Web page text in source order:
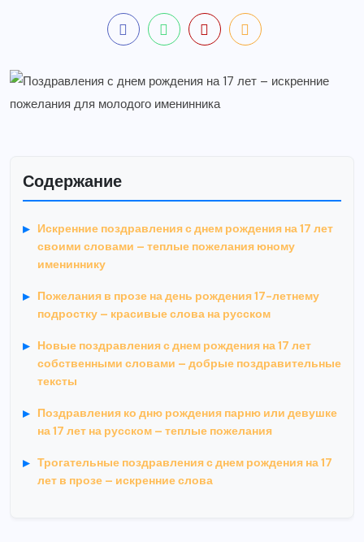
Содержание
Искренние поздравления с днем рождения на 17 лет
своими словами – теплые пожелания юному
имениннику
Пожелания в прозе на день рождения 17-летнему
подростку – красивые слова на русском
Новые поздравления с днем рождения на 17 лет
собственными словами – добрые поздравительные
тексты
Поздравления ко дню рождения парню или девушке
на 17 лет на русском – теплые пожелания
Трогательные поздравления с днем рождения на 17
лет в прозе – искренние слова